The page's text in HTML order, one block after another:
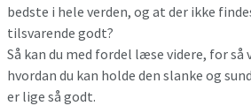
bedste i hele verden, og at der ikke
tilsvarende godt?
Så kan du med fordel læse videre, for så
hvordan du kan holde den slanke og
er lige så godt.